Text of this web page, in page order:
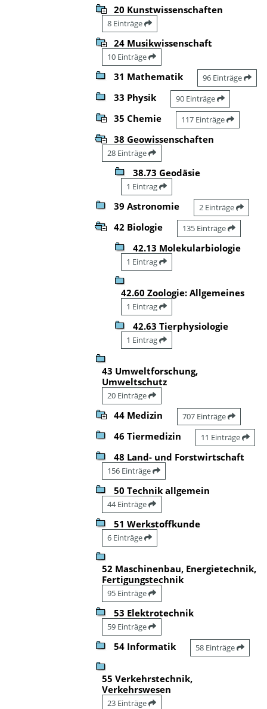
20 Kunstwissenschaften
8 Einträge
24 Musikwissenschaft
10 Einträge
31 Mathematik 96 Einträge
33 Physik 90 Einträge
35 Chemie 117 Einträge
38 Geowissenschaften
28 Einträge
38.73 Geodäsie
1 Eintrag
39 Astronomie 2 Einträge
42 Biologie 135 Einträge
42.13 Molekularbiologie
1 Eintrag
42.60 Zoologie: Allgemeines
1 Eintrag
42.63 Tierphysiologie
1 Eintrag
43 Umweltforschung,
Umweltschutz
20 Einträge
44 Medizin 707 Einträge
46 Tiermedizin 11 Einträge
48 Land- und Forstwirtschaft
156 Einträge
50 Technik allgemein
44 Einträge
51 Werkstoffkunde
6 Einträge
52 Maschinenbau, Energietechnik,
Fertigungstechnik
95 Einträge
53 Elektrotechnik
59 Einträge
54 Informatik 58 Einträge
55 Verkehrstechnik,
Verkehrswesen
23 Einträge